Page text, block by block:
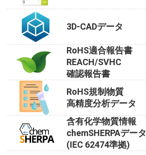
3D-CADデータ
RoHS適合報告書
REACH/SVHC
確認報告書
RoHS規制物質
高精度分析データ
含有化学物質情報
chemSHERPAデータ
(IEC 62474準拠)